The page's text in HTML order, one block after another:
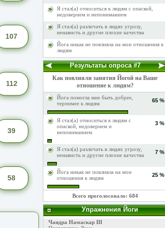
107
112
39
58
Я стал(а) относиться к людям с опаской,
недоверием и непониманием
Я стал(а) различать в людях угрозу,
ненависть и другие плохие качества
Йога никак не повлияла на мои отношения к
людям
Результаты опроса #7
Как повлияли занятия Йогой на Ваше
отношение к людям?
Йога помогла мне быть добрее,
терпимее к людям
65 %
Я стал(а) относиться к людям с
опаской, недоверием и
непониманием
3 %
Я стал(а) различать в людях угрозу,
ненависть и другие плохие качества
7 %
Йога никак не повлияла на мои
отношения к людям
25 %
Всего проголосовало: 684
Упражнения Йоги
Чандра Намаскар III